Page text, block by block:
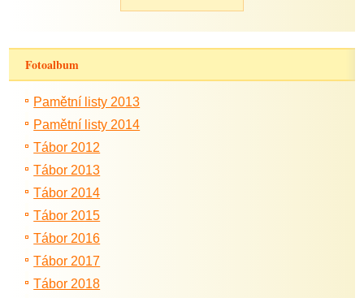
Fotoalbum
Pamětní listy 2013
Pamětní listy 2014
Tábor 2012
Tábor 2013
Tábor 2014
Tábor 2015
Tábor 2016
Tábor 2017
Tábor 2018